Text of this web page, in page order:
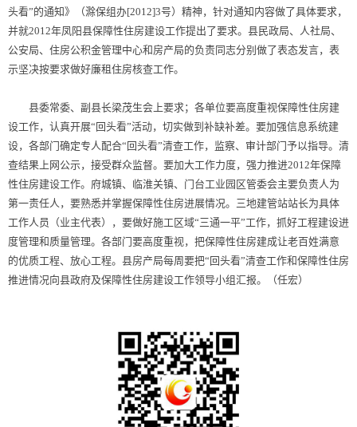
头看”的通知》（滁保组办[2012]3号）精神，针对通知内容做了具体要求，
并就2012年凤阳县保障性住房建设工作提出了要求。县民政局、人社局、
公安局、住房公积金管理中心和房产局的负责同志分别做了表态发言，表
示坚决按要求做好廉租住房核查工作。
县委常委、副县长梁茂生会上要求；各单位要高度重视保障性住房建
设工作，认真开展“回头看”活动，切实做到补缺补差。要加强信息系统建
设，各部门确定专人配合“回头看”清查工作，监察、审计部门予以指导。清
查结果上网公示，接受群众监督。要加大工作力度，强力推进2012年保障
性住房建设工作。府城镇、临淮关镇、门台工业园区管委会主要负责人为
第一责任人，要熟悉并掌握保障性住房进展情况。三地建管站站长为具体
工作人员（业主代表），要做好施工区域“三通一平”工作，抓好工程建设进
度管理和质量管理。各部门要高度重视，把保障性住房建成让老百姓满意
的优质工程、放心工程。县房产局每周要把“回头看”清查工作和保障性住房
推进情况向县政府及保障性住房建设工作领导小组汇报。（任宏）